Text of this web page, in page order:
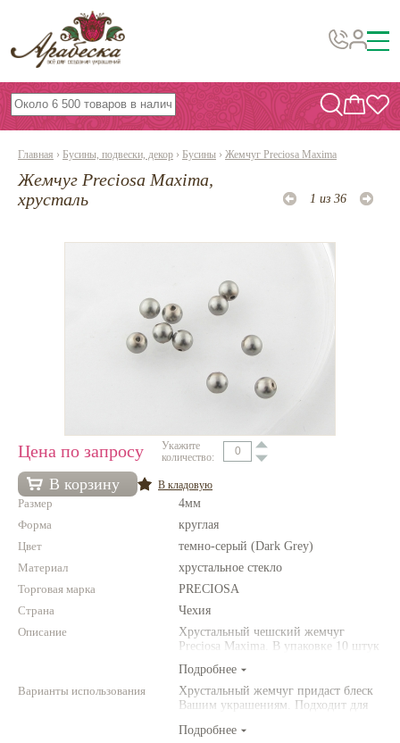
Бусины, подвески, декор
Бисер
Фурнитура
Эпоксидная смола
Шнуры, ленты, нитки
По темам и сезонам
Всё для вышивки
Проволока
Натуральные камни
Новинки!
Главная › Бусины, подвески, декор › Бусины › Жемчуг Preciosa Maxima
Жемчуг Preciosa Maxima,
хрусталь
1 из 36
Цена по запросу
Укажите
количество:
В корзину В кладовую
Размер
4мм
Форма
круглая
Цвет
темно-серый (Dark Grey)
Материал
хрустальное стекло
Торговая марка
PRECIOSA
Страна
Чехия
Описание
Хрустальный чешский жемчуг
Preciosa Maxima. В упаковке 10 штук
Подробнее
Варианты использования
Хрустальный жемчуг придаст блеск
Вашим украшениям. Подходит для
Подробнее